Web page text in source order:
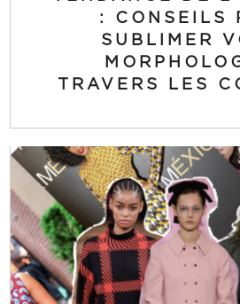
: CONSEILS
SUBLIMER
TRAVERS LES